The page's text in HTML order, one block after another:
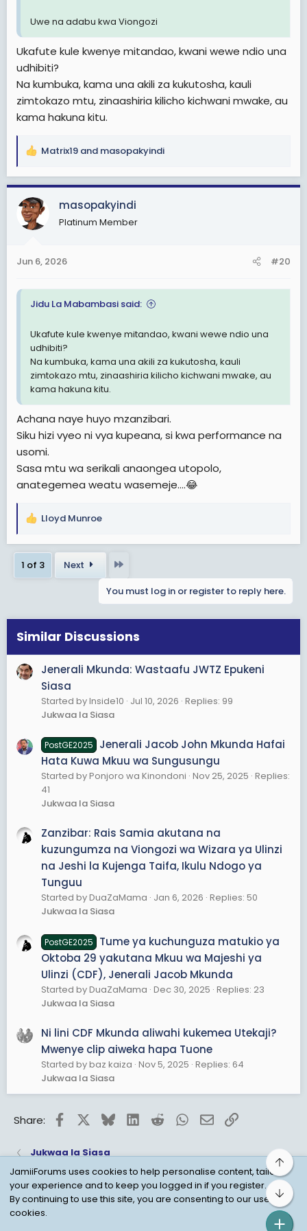
Uwe na adabu kwa Viongozi
Ukafute kule kwenye mitandao, kwani wewe ndio una
udhibiti?
Na kumbuka, kama una akili za kukutosha, kauli
zimtokazo mtu, zinaashiria kilicho kichwani mwake, au
kama hakuna kitu.
R
a
c
t
i
s
Matrix19 and masopakyindi
masopakyindi
Platinum Member
Jun 6, 2026 #20
Jidu La Mabambasi said:
Ukafute kule kwenye mitandao, kwani wewe ndio una
udhibiti?
Na kumbuka, kama una akili za kukutosha, kauli
zimtokazo mtu, zinaashiria kilicho kichwani mwake, au
kama hakuna kitu.
Achana naye huyo mzanzibari.
Siku hizi vyeo ni vya kupeana, si kwa performance na
usomi.
Sasa mtu wa serikali anaongea utopolo,
anategemea weatu wasemeje….😂
R
a
c
t
n
s
Lloyd Munroe
1 of 3 Next
You must log in or register to reply here.
Similar Discussions
Jenerali Mkunda: Wastaafu JWTZ Epukeni
Siasa
Started by Inside10 Jul 10, 2026 Replies: 99
Jukwaa la Siasa
PostGE2025
Jenerali Jacob John Mkunda Hafai
Hata Kuwa Mkuu wa Sungusungu
Started by Ponjoro wa Kinondoni Nov 25, 2025 Replies:
41
Jukwaa la Siasa
Zanzibar: Rais Samia akutana na
kuzungumza na Viongozi wa Wizara ya Ulinzi
na Jeshi la Kujenga Taifa, Ikulu Ndogo ya
Tunguu
Started by DuaZaMama Jan 6, 2026 Replies: 50
Jukwaa la Siasa
PostGE2025
Tume ya kuchunguza matukio ya
Oktoba 29 yakutana Mkuu wa Majeshi ya
Ulinzi (CDF), Jenerali Jacob Mkunda
Started by DuaZaMama Dec 30, 2025 Replies: 23
Jukwaa la Siasa
Ni lini CDF Mkunda aliwahi kukemea Utekaji?
Mwenye clip aiweka hapa Tuone
Started by baz kaiza Nov 5, 2025 Replies: 64
Jukwaa la Siasa
Share: FacebookBlueskyLinkedInRedditWhatsApp
EmailLink
Jukwaa la Siasa
Child Protection Policy
Personal Data Protection
JamiiForums uses cookies to help personalise content, tailor
your experience and to keep you logged in if you register.
By continuing to use this site, you are consenting to our use of
cookies.
Top